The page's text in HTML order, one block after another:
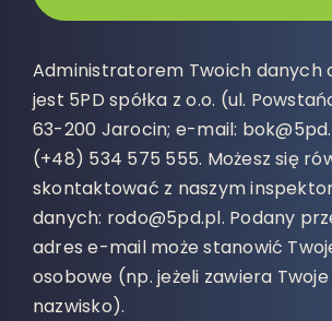
Administratorem Twoich danych
jest 5PD spółka z o.o. (ul.
63-200 Jarocin; e-mail:
(+48) 534 575 555. Możesz się
skontaktować z naszym
danych: rodo@5pd.pl. Podany
adres e-mail może stanowić
osobowe (np. jeżeli zawiera Twoje
nazwisko).